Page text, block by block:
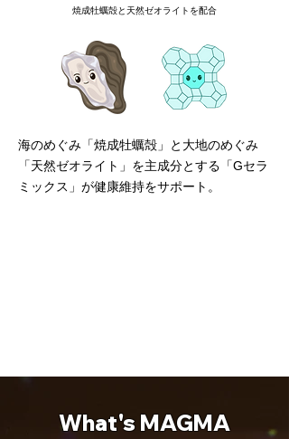
焼成牡蠣殻と天然ゼオライトを配合
海のめぐみ「焼成牡蠣殻」と大地のめぐみ
「天然ゼオライト」を主成分とする「Gセラ
ミックス」が健康維持をサポート。
What's MAGMA